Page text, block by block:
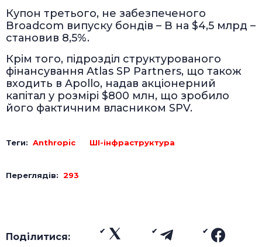
Купон третього, не забезпеченого
Broadcom випуску бондів – B на $4,5 млрд –
становив 8,5%.
Крім того, підрозділ структурованого
фінансування Atlas SP Partners, що також
входить в Apollo, надав акціонерний
капітал у розмірі $800 млн, що зробило
його фактичним власником SPV.
Теги: Anthropic ШІ-інфраструктура
Переглядів: 293
Поділитися: